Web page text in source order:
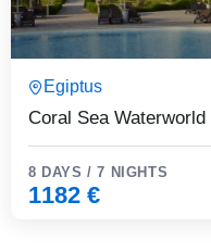
Egiptus
8 DAYS / 7 NIGHTS
1182 €